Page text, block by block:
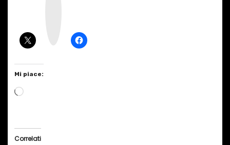
Mi piace:
C
Correlati